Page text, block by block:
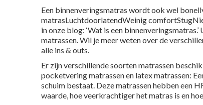
Een binnenveringsmatras wordt ook wel
matrasLuchtdoorlatendWeinig
in onze blog: ‘Wat is een
matrassen. Wil je meer weten over de
alle ins & outs.
Er zijn verschillende soorten matrassen
pocketvering matrassen en latex matrassen:
schuim bestaat. Deze matrassen hebben een
waarde, hoe veerkrachtiger het matras is en